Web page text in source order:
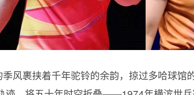
季风裹挟着千年驼铃的余韵，掠过多哈球馆